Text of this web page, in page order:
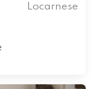
Locarnese